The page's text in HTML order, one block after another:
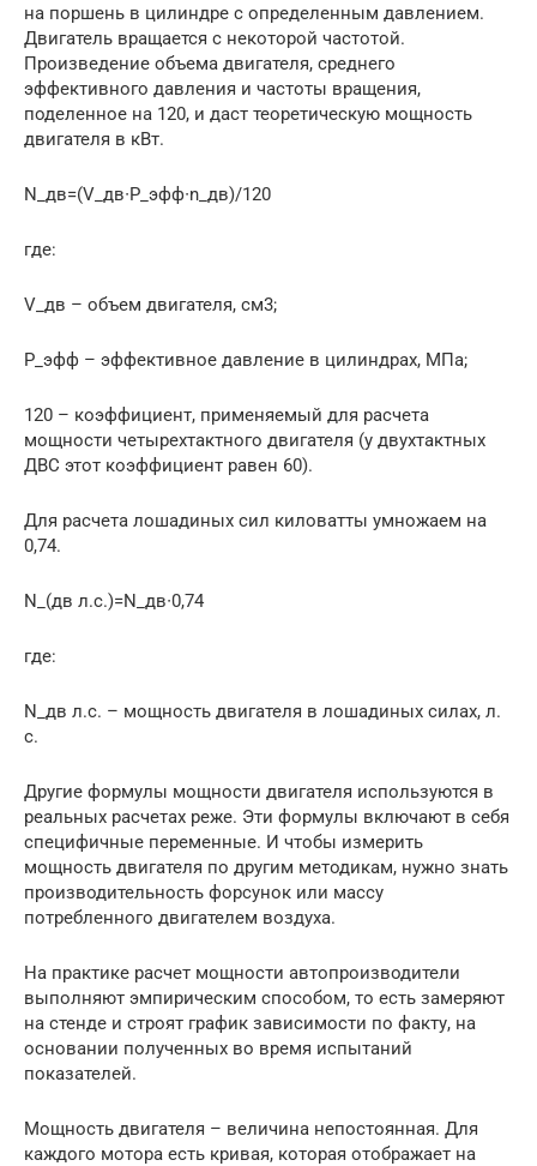
на поршень в цилиндре с определенным давлением.
Двигатель вращается с некоторой частотой.
Произведение объема двигателя, среднего
эффективного давления и частоты вращения,
поделенное на 120, и даст теоретическую мощность
двигателя в кВт.
N_дв=(V_дв∙P_эфф∙n_дв)/120
где:
V_дв – объем двигателя, см3;
P_эфф – эффективное давление в цилиндрах, МПа;
120 – коэффициент, применяемый для расчета
мощности четырехтактного двигателя (у двухтактных
ДВС этот коэффициент равен 60).
Для расчета лошадиных сил киловатты умножаем на
0,74.
N_(дв л.с.)=N_дв∙0,74
где:
N_дв л.с. – мощность двигателя в лошадиных силах, л.
с.
Другие формулы мощности двигателя используются в
реальных расчетах реже. Эти формулы включают в себя
специфичные переменные. И чтобы измерить
мощность двигателя по другим методикам, нужно знать
производительность форсунок или массу
потребленного двигателем воздуха.
На практике расчет мощности автопроизводители
выполняют эмпирическим способом, то есть замеряют
на стенде и строят график зависимости по факту, на
основании полученных во время испытаний
показателей.
Мощность двигателя – величина непостоянная. Для
каждого мотора есть кривая, которая отображает на